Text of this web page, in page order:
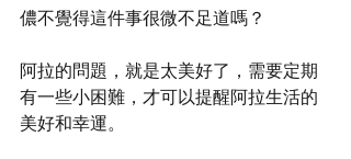
儂不覺得這件事很微不足道嗎？
阿拉的問題，就是太美好了，需要定期
有一些小困難，才可以提醒阿拉生活的
美好和幸運。